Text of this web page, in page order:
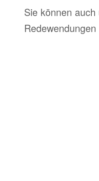
Sie können